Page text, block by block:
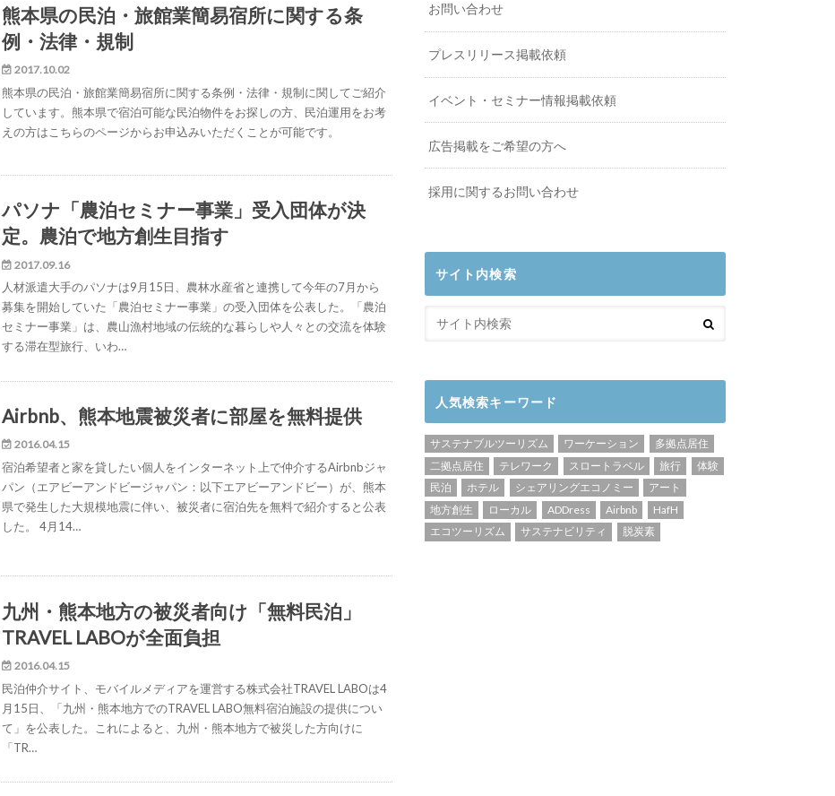
熊本県の民泊・旅館業簡易宿所に関する条
例・法律・規制
2017.10.02
熊本県の民泊・旅館業簡易宿所に関する条例・法律・規制に関してご紹介
しています。熊本県で宿泊可能な民泊物件をお探しの方、民泊運用をお考
えの方はこちらのページからお申込みいただくことが可能です。
パソナ「農泊セミナー事業」受入団体が決
定。農泊で地方創生目指す
2017.09.16
人材派遣大手のパソナは9月15日、農林水産省と連携して今年の7月から
募集を開始していた「農泊セミナー事業」の受入団体を公表した。「農泊
セミナー事業」は、農山漁村地域の伝統的な暮らしや人々との交流を体験
する滞在型旅行、いわ…
Airbnb、熊本地震被災者に部屋を無料提供
2016.04.15
宿泊希望者と家を貸したい個人をインターネット上で仲介するAirbnbジャ
パン（エアビーアンドビージャパン：以下エアビーアンドビー）が、熊本
県で発生した大規模地震に伴い、被災者に宿泊先を無料で紹介すると公表
した。 4月14…
九州・熊本地方の被災者向け「無料民泊」
TRAVEL LABOが全面負担
2016.04.15
民泊仲介サイト、モバイルメディアを運営する株式会社TRAVEL LABOは4
月15日、「九州・熊本地方でのTRAVEL LABO無料宿泊施設の提供につい
て」を公表した。これによると、九州・熊本地方で被災した方向けに
「TR…
お問い合わせ
プレスリリース掲載依頼
イベント・セミナー情報掲載依頼
広告掲載をご希望の方へ
採用に関するお問い合わせ
サイト内検索
人気検索キーワード
サステナブルツーリズム ワーケーション
多拠点居住
二拠点居住
テレワーク スロートラベル 旅行
体験
民泊
ホテル シェアリングエコノミー
アート
地方創生
ローカル ADDress Airbnb
HafH
エコツーリズム
サステナビリティ 脱炭素